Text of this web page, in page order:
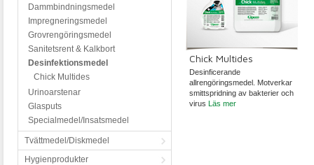
Dammbindningsmedel
Impregneringsmedel
Grovrengöringsmedel
Sanitetsrent & Kalkbort
Desinfektionsmedel
Chick Multides
Urinoarstenar
Glasputs
Specialmedel/Insatsmedel
Tvättmedel/Diskmedel
Hygienprodukter
Chick Multides
Desinficerande
allrengöringsmedel. Motverkar
smittspridning av bakterier och
virus Läs mer